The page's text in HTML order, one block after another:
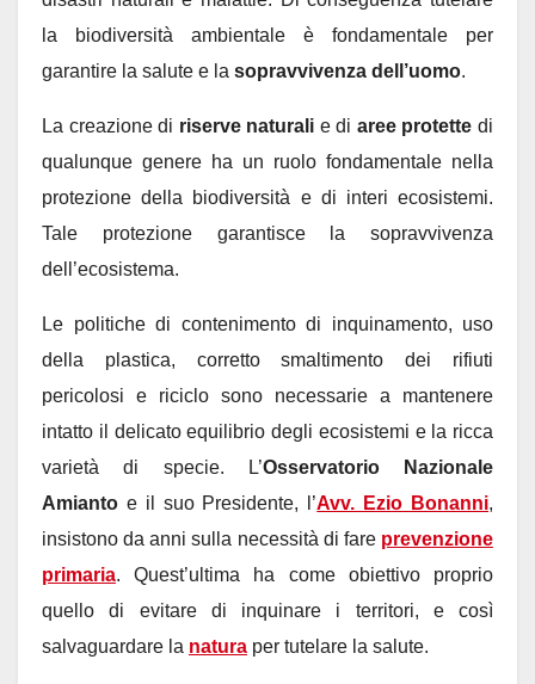
la biodiversità ambientale è fondamentale per
garantire la salute e la sopravvivenza dell’uomo.
La creazione di riserve naturali e di aree protette di
qualunque genere ha un ruolo fondamentale nella
protezione della biodiversità e di interi ecosistemi.
Tale protezione garantisce la sopravvivenza
dell’ecosistema.
Le politiche di contenimento di inquinamento, uso
della plastica, corretto smaltimento dei rifiuti
pericolosi e riciclo sono necessarie a mantenere
intatto il delicato equilibrio degli ecosistemi e la ricca
varietà di specie. L’Osservatorio Nazionale
Amianto e il suo Presidente, l’Avv. Ezio Bonanni,
insistono da anni sulla necessità di fare prevenzione
primaria. Quest’ultima ha come obiettivo proprio
quello di evitare di inquinare i territori, e così
salvaguardare la natura per tutelare la salute.